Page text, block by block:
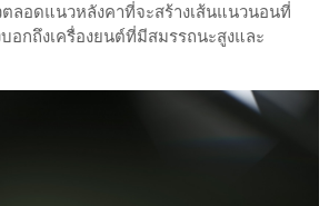
ลอดแนวหลังคาที่จะสร้างเส้นแนวนอนที่
อกถึงเครื่องยนต์ที่มีสมรรถนะสูงและ